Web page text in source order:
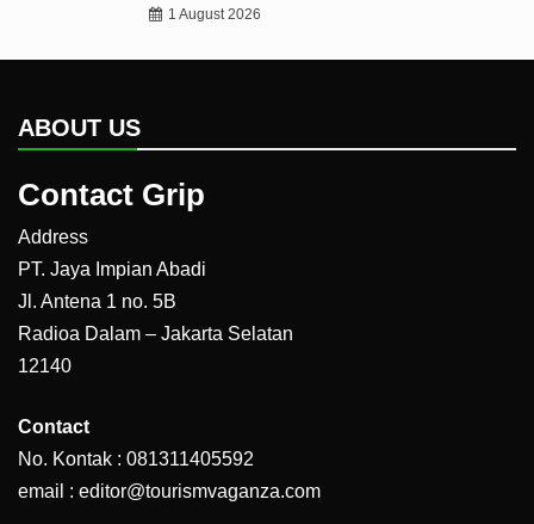
1 August 2026
ABOUT US
Contact Grip
Address
PT. Jaya Impian Abadi
Jl. Antena 1 no. 5B
Radioa Dalam – Jakarta Selatan
12140
Contact
No. Kontak : 081311405592
email : editor@tourismvaganza.com